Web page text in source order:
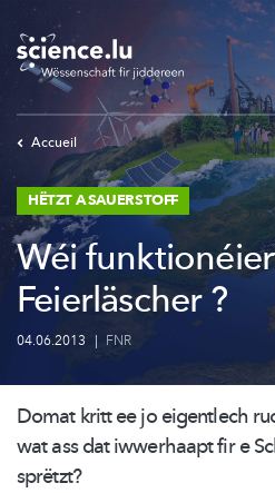
to
main
content
Accueil
HËTZT A SAUERSTOFF
Wéi
Feierläscher ?
04.06.2013 | FNR
Domat kritt ee jo eigentlech
wat ass dat iwwerhaapt fir e
sprëtzt?